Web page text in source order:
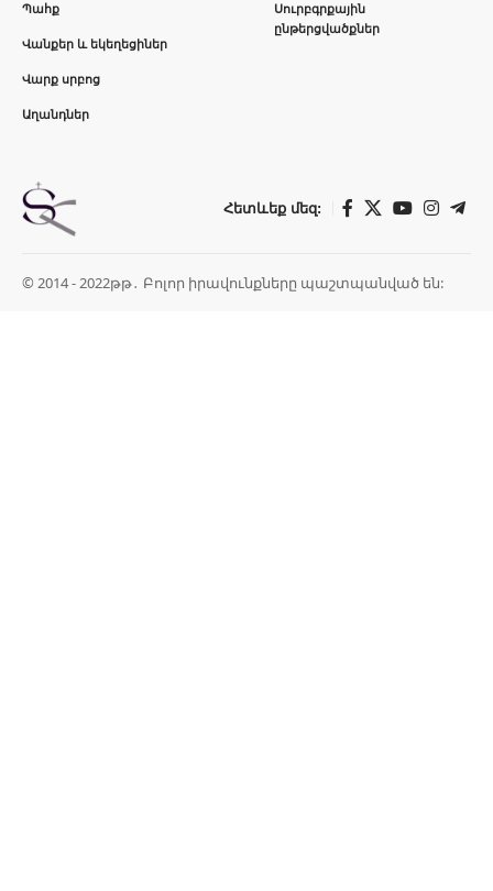
Պահք
Վանքեր և եկեղեցիներ
Վարք սրբոց
Աղանդներ
Սուրբգրքային
ընթերցվածքներ
Հետևեք մեզ:
© 2014 - 2022թթ․ Բոլոր իրավունքները պաշտպանված են: